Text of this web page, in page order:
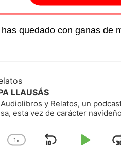
quedado con ganas de
LLAUSÁS
y Relatos, un
esta vez de carácter
Cambiar
1x
Saltar